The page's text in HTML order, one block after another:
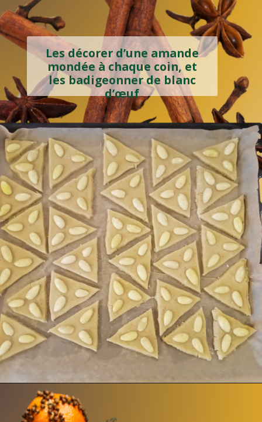
en mélangeant avec la cuillère
Les décorer d’une amande
mondée à chaque coin, et
les badigeonner de blanc
d’œuf